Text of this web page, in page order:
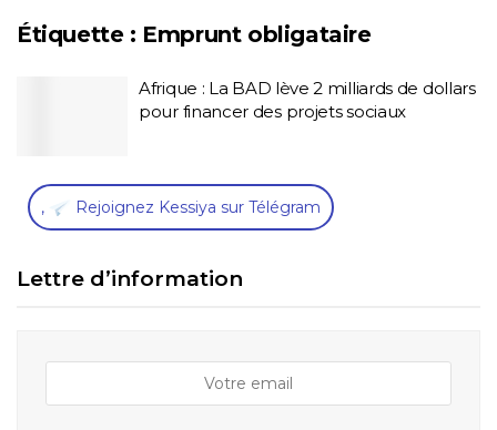
Étiquette : Emprunt obligataire
Afrique : La BAD lève 2 milliards de dollars
pour financer des projets sociaux
, Rejoignez Kessiya sur Télégram
Lettre d’information